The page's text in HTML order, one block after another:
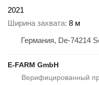
2021
Ширина захвата 8 м
Германия, De-74214
E-FARM GmbH